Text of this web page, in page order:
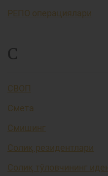
РЕПО операциялари
С
СВОП
Смета
Смишинг
Солиқ резидентлари
Солиқ тўловчининг